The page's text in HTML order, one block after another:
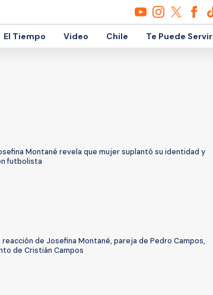
El Tiempo Video Chile Te Puede Servir
Montané revela que mujer suplantó su identidad y
futbolista
reacción de Josefina Montané, pareja de Pedro Campos,
de Cristián Campos